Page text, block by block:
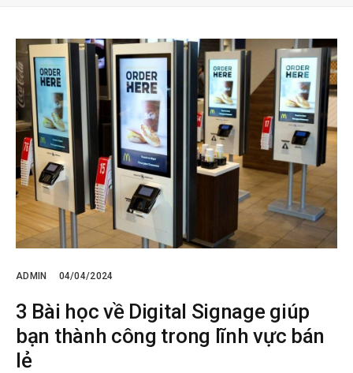
ADMIN 04/04/2024
3 Bài học về Digital Signage giúp
bạn thành công trong lĩnh vực bán
lẻ